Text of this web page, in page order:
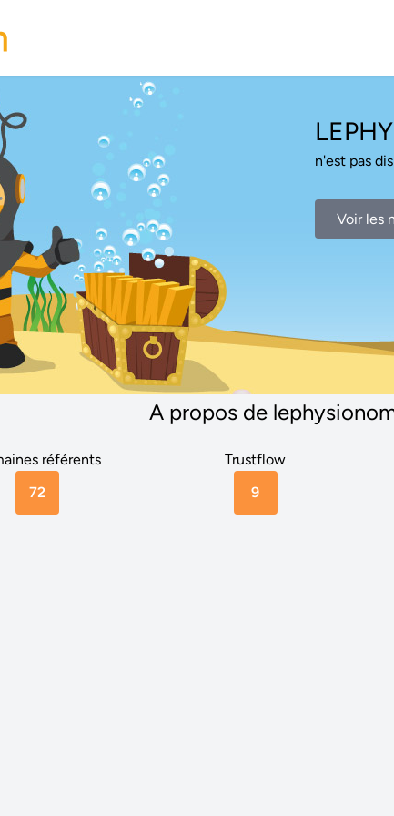
n'est pas
Voir les
A propos de
référents
72
Trustflow
9